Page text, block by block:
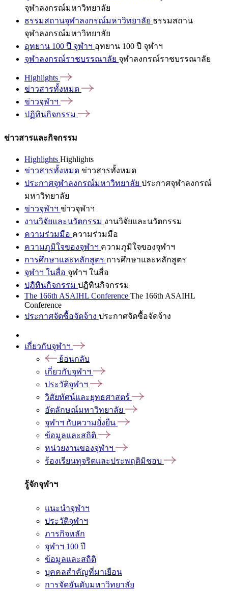
จุฬาลงกรณ์มหาวิทยาลัย
ธรรมสถานจุฬาลงกรณ์มหาวิทยาลัย ธรรมสถาน
จุฬาลงกรณ์มหาวิทยาลัย
อุทยาน 100 ปี จุฬาฯ อุทยาน 100 ปี จุฬาฯ
จุฬาลงกรณ์ราชบรรณาลัย จุฬาลงกรณ์ราชบรรณาลัย
Highlights
ข่าวสารทั้งหมด
ข่าวจุฬาฯ
ปฏิทินกิจกรรม
ข่าวสารและกิจกรรม
Highlights Highlights
ข่าวสารทั้งหมด ข่าวสารทั้งหมด
ประกาศจุฬาลงกรณ์มหาวิทยาลัย ประกาศจุฬาลงกรณ์
มหาวิทยาลัย
ข่าวจุฬาฯ ข่าวจุฬาฯ
งานวิจัยและนวัตกรรม งานวิจัยและนวัตกรรม
ความร่วมมือ ความร่วมมือ
ความภูมิใจของจุฬาฯ ความภูมิใจของจุฬาฯ
การศึกษาและหลักสูตร การศึกษาและหลักสูตร
จุฬาฯ ในสื่อ จุฬาฯ ในสื่อ
ปฏิทินกิจกรรม ปฏิทินกิจกรรม
The 166th ASAIHL Conference The 166th ASAIHL
Conference
ประกาศจัดซื้อจัดจ้าง ประกาศจัดซื้อจัดจ้าง
เกี่ยวกับจุฬาฯ
ย้อนกลับ
เกี่ยวกับจุฬาฯ
ประวัติจุฬาฯ
วิสัยทัศน์และยุทธศาสตร์
อัตลักษณ์มหาวิทยาลัย
จุฬาฯ กับความยั่งยืน
ข้อมูลและสถิติ
หน่วยงานของจุฬาฯ
ร้องเรียนทุจริตและประพฤติมิชอบ
รู้จักจุฬาฯ
แนะนำจุฬาฯ
ประวัติจุฬาฯ
ภารกิจหลัก
จุฬาฯ 100 ปี
ข้อมูลและสถิติ
บุคคลสำคัญที่มาเยือน
การจัดอันดับมหาวิทยาลัย